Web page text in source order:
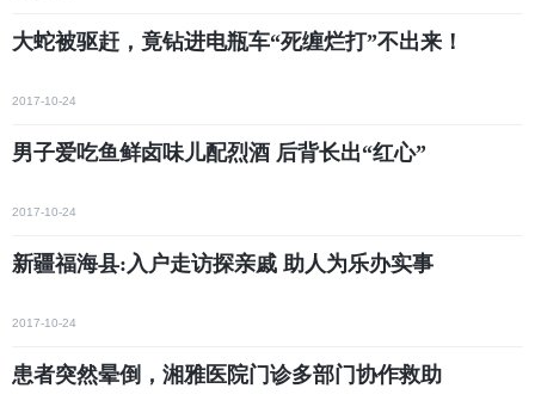
大蛇被驱赶，竟钻进电瓶车“死缠烂打”不出来！
2017-10-24
男子爱吃鱼鲜卤味儿配烈酒 后背长出“红心”
2017-10-24
新疆福海县:入户走访探亲戚 助人为乐办实事
2017-10-24
患者突然晕倒，湘雅医院门诊多部门协作救助